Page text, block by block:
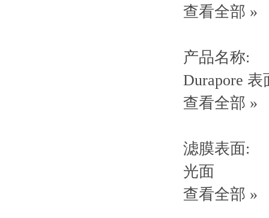
查看全部 »
产品名称:
Durapore 表
查看全部 »
滤膜表面:
光面
查看全部 »